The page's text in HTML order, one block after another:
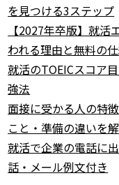
を見つける3ステップ
【2027年卒版】就
われる理由と無料の
就活のTOEICスコア
強法
面接に受かる人の特
こと・準備の違いを
就活で企業の電話に
話・メール例文付き